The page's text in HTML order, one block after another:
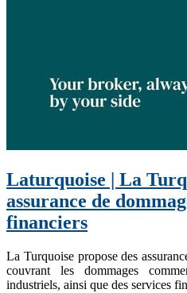
Laturquoise | La
assurance de
financiers
La Turquoise propose des
couvrant les dommages
industriels, ainsi que des services